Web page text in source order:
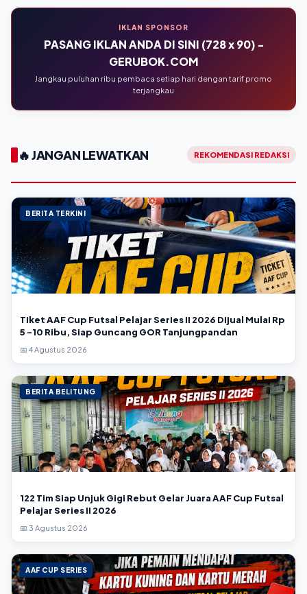
IKLAN SPONSOR
PASANG IKLAN ANDA DI SINI (728 x 90) -
GERUBOK.COM
Jangkau puluhan ribu pembaca setiap hari dengan tarif promo
terjangkau
🔥 JANGAN LEWATKAN REKOMENDASI REDAKSI
BERITA TERKINI
Tiket AAF Cup Futsal Pelajar Series II 2026 Dijual Mulai Rp
5 -10 Ribu, Siap Guncang GOR Tanjungpandan
📅 4 Agustus 2026
BERITA BELITUNG
122 Tim Siap Unjuk Gigi Rebut Gelar Juara AAF Cup Futsal
Pelajar Series II 2026
📅 3 Agustus 2026
AAF CUP SERIES